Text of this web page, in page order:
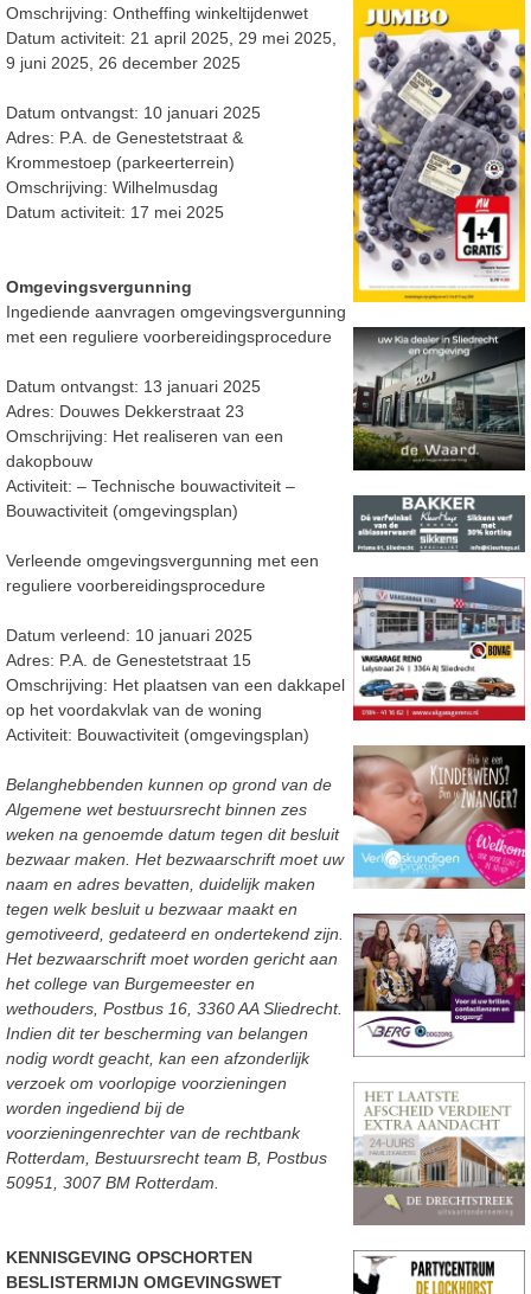
Omschrijving: Ontheffing winkeltijdenwet
Datum activiteit: 21 april 2025, 29 mei 2025,
9 juni 2025, 26 december 2025
Datum ontvangst: 10 januari 2025
Adres: P.A. de Genestetstraat &
Krommestoep (parkeerterrein)
Omschrijving: Wilhelmusdag
Datum activiteit: 17 mei 2025
Omgevingsvergunning
Ingediende aanvragen omgevingsvergunning
met een reguliere voorbereidingsprocedure
Datum ontvangst: 13 januari 2025
Adres: Douwes Dekkerstraat 23
Omschrijving: Het realiseren van een
dakopbouw
Activiteit: – Technische bouwactiviteit –
Bouwactiviteit (omgevingsplan)
Verleende omgevingsvergunning met een
reguliere voorbereidingsprocedure
Datum verleend: 10 januari 2025
Adres: P.A. de Genestetstraat 15
Omschrijving: Het plaatsen van een dakkapel
op het voordakvlak van de woning
Activiteit: Bouwactiviteit (omgevingsplan)
Belanghebbenden kunnen op grond van de
Algemene wet bestuursrecht binnen zes
weken na genoemde datum tegen dit besluit
bezwaar maken. Het bezwaarschrift moet uw
naam en adres bevatten, duidelijk maken
tegen welk besluit u bezwaar maakt en
gemotiveerd, gedateerd en ondertekend zijn.
Het bezwaarschrift moet worden gericht aan
het college van Burgemeester en
wethouders, Postbus 16, 3360 AA Sliedrecht.
Indien dit ter bescherming van belangen
nodig wordtgeacht, kan een afzonderlijk
verzoek om voorlopige voorzieningen
worden ingediend bij de
voorzieningenrechter van de rechtbank
Rotterdam, Bestuursrecht team B, Postbus
50951, 3007 BM Rotterdam.
KENNISGEVING OPSCHORTEN
BESLISTERMIJN OMGEVINGSWET